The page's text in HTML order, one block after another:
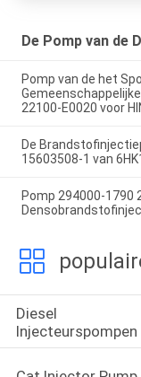
De Pomp van de
Pomp van de het
22100-E0020 voor
De
15603508-1 van
Pomp 294000-1790
Diesel
Injecteurspompen